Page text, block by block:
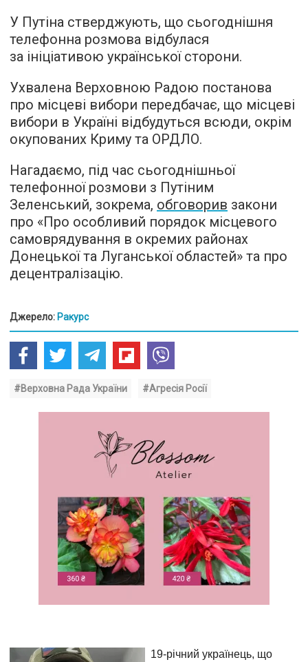
У Путіна стверджують, що сьогоднішня
телефонна розмова відбулася
за ініціативою української сторони.
Ухвалена Верховною Радою постанова
про місцеві вибори передбачає, що місцеві
вибори в Україні відбудуться всюди, окрім
окупованих Криму та ОРДЛО.
Нагадаємо, під час сьогоднішньої
телефонної розмови з Путіним
Зеленський, зокрема, обговорив закони
про «Про особливий порядок місцевого
самоврядування в окремих районах
Донецької та Луганської областей» та про
децентралізацію.
Джерело: Ракурс
#Верховна Рада України #Агресія Росії